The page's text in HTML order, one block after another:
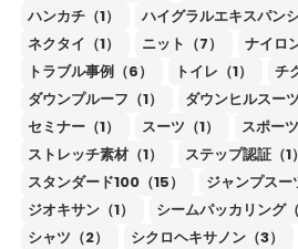
ハンカチ（1）
ハイグラルエキスパンシ
ネクタイ（1）
ニット（7） ナイロ
トラブル事例（6）
トイレ（1）
チ
ダウンプルーフ（1）
ダウンヒルスーツ
セミナー（1）
スーツ（1）
スポー
ストレッチ素材（1）
ステップ認証（1）
スタンダード100（15）
ジャンプスー
ジオキサン（1）
シームパッカリング（
シャツ（2）
シクロヘキサノン（3）